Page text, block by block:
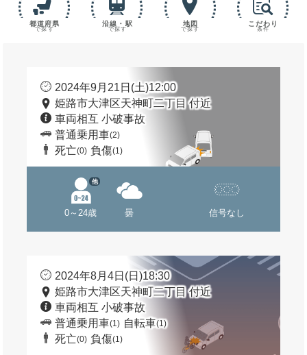
都道府県
で探す
沿線・駅
で探す
地図
で探す
こだわり
条件
2024年9月21日(土)12:00
姫路市大津区天神町二丁目 付近
車両相互 小破事故
普通乗用車(2)
死亡(0) 負傷(1)
0～24歳
他
曇 信号なし
2024年8月4日(日)18:30
姫路市大津区天神町二丁目 付近
車両相互 小破事故
普通乗用車(1) 自転車(1)
死亡(0) 負傷(1)